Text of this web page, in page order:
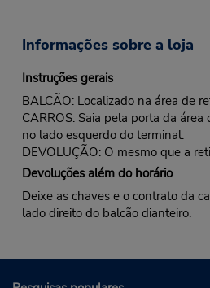
Informações sobre a loja
Instruções gerais
BALCÃO: Localizado na área de
CARROS: Saia pela porta da
no lado esquerdo do terminal.
DEVOLUÇÃO: O mesmo que a
Devoluções além do horário
Deixe as chaves e o contrato da
lado direito do balcão dianteiro.